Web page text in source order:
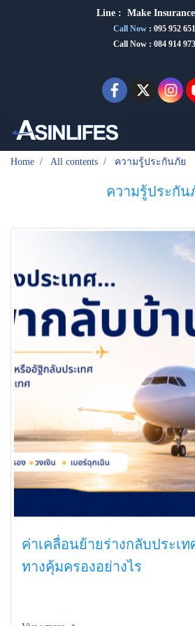
Line : Make
Call Now : 095 952
Call Now : 084 914
Home All contents ความรู้ประกันภัย
ความรู้ประกัน
ค่าเคลื่อนย้ายร่างกลับประเ
ทางคุ้มครองอย่างไร